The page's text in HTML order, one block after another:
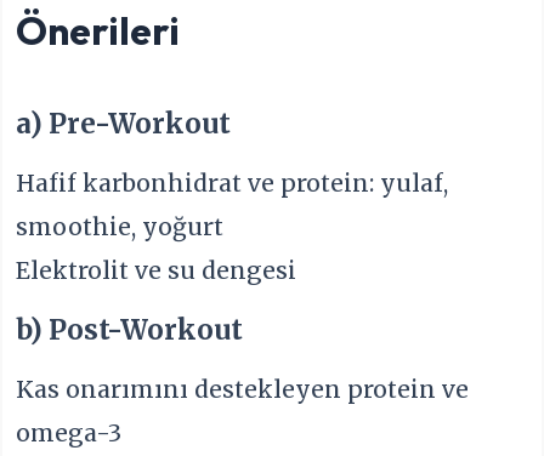
Önerileri
a) Pre-Workout
Hafif karbonhidrat ve protein: yulaf,
smoothie, yoğurt
Elektrolit ve su dengesi
b) Post-Workout
Kas onarımını destekleyen protein ve
omega-3